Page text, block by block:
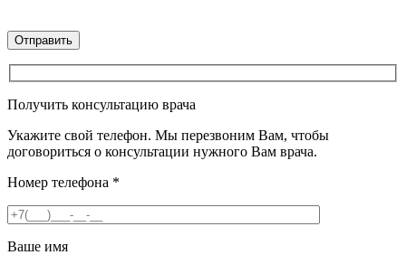
Получить консультацию врача
Укажите свой телефон. Мы перезвоним Вам, чтобы
договориться о консультации нужного Вам врача.
Номер телефона *
Ваше имя